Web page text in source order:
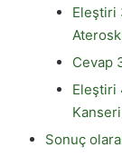
Eleştiri
Cevap
Eleştiri
Sonuç